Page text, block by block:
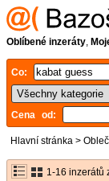
Oblíbené inzeráty,
Co:
Cena od:
Hlavní stránka >
1-16 inzerátů